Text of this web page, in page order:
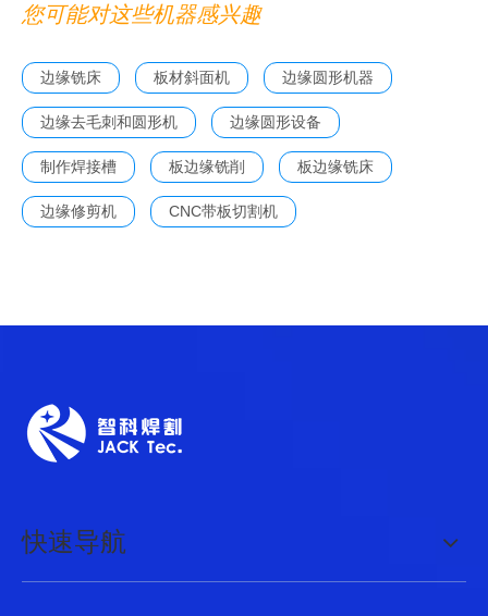
您可能对这些机器感兴趣
边缘铣床 板材斜面机 边缘圆形机器
边缘去毛刺和圆形机 边缘圆形设备
制作焊接槽 板边缘铣削 板边缘铣床
边缘修剪机 CNC带板切割机
快速导航